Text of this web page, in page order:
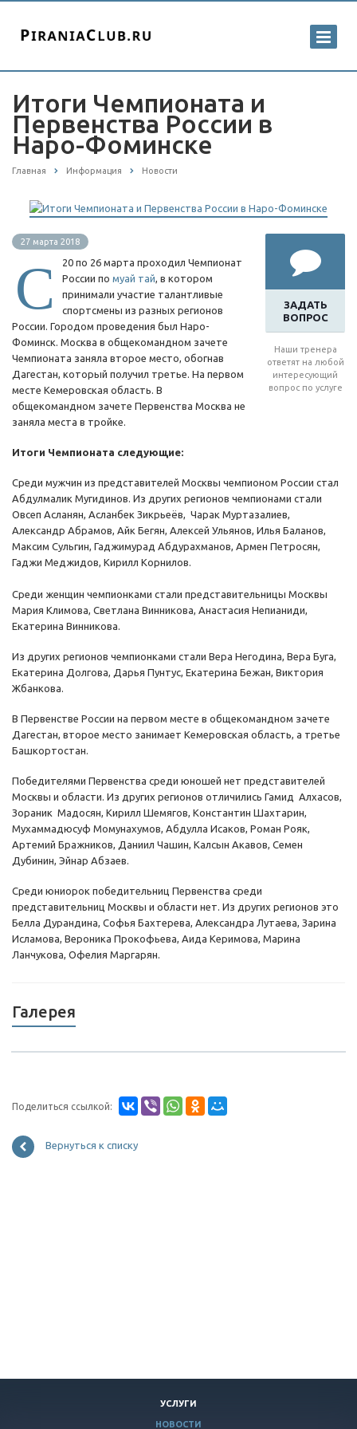
Итоги Чемпионата и
Первенства России в
Наро-Фоминске
Главная Информация Новости
ЗАДАТЬ
ВОПРОС
Наши тренера
ответят на любой
интересующий
вопрос по услуге
27 марта 2018
С
20 по 26 марта проходил Чемпионат
России по муай тай, в котором
принимали участие талантливые
спортсмены из разных регионов
России. Городом проведения был Наро-
Фоминск. Москва в общекомандном зачете
Чемпионата заняла второе место, обогнав
Дагестан, который получил третье. На первом
месте Кемеровская область. В
общекомандном зачете Первенства Москва не
заняла места в тройке.
Итоги Чемпионата следующие:
Среди мужчин из представителей Москвы чемпионом России стал
Абдулмалик Мугидинов. Из других регионов чемпионами стали
Овсеп Асланян, Асланбек Зикрьеёв, Чарак Муртазалиев,
Александр Абрамов, Айк Бегян, Алексей Ульянов, Илья Баланов,
Максим Сульгин, Гаджимурад Абдурахманов, Армен Петросян,
Гаджи Меджидов, Кирилл Корнилов.
Среди женщин чемпионками стали представительницы Москвы
Мария Климова, Светлана Винникова, Анастасия Непианиди,
Екатерина Винникова.
Из других регионов чемпионками стали Вера Негодина, Вера Буга,
Екатерина Долгова, Дарья Пунтус, Екатерина Бежан, Виктория
Жбанкова.
В Первенстве России на первом месте в общекомандном зачете
Дагестан, второе место занимает Кемеровская область, а третье
Башкортостан.
Победителями Первенства среди юношей нет представителей
Москвы и области. Из других регионов отличились Гамид Алхасов,
Зораник Мадосян, Кирилл Шемягов, Константин Шахтарин,
Мухаммадюсуф Момунахумов, Абдулла Исаков, Роман Рояк,
Артемий Бражников, Даниил Чашин, Калсын Акавов, Семен
Дубинин, Эйнар Абзаев.
Среди юниорок победительниц Первенства среди
представительниц Москвы и области нет. Из других регионов это
Белла Дурандина, Софья Бахтерева, Александра Лутаева, Зарина
Исламова, Вероника Прокофьева, Аида Керимова, Марина
Ланчукова, Офелия Маргарян.
Галерея
Поделиться ссылкой:
Вернуться к списку
УСЛУГИ
НОВОСТИ